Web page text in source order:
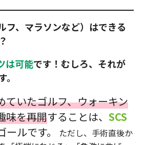
フ、マラソンなど）はできる
は可能です！むしろ、それが
ていたゴルフ、ウォーキン
味を再開することは、 SCS
ルです。
ただし、手術直後か